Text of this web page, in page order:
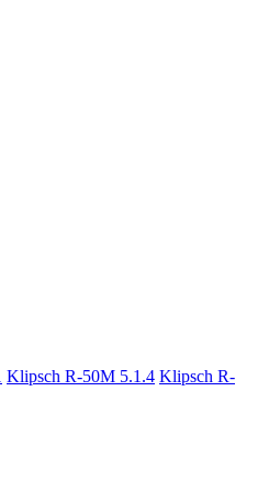
Klipsch R-50M 5.1.4 Klipsch R-